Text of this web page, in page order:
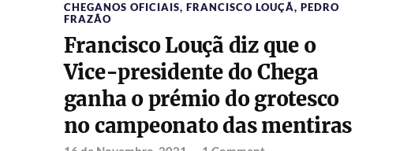
CHEGANOS OFICIAIS, FRANCISCO LOUÇÃ, PEDRO
FRAZÃO
Francisco Louçã diz que o
Vice-presidente do Chega
ganha o prémio do grotesco
no campeonato das mentiras